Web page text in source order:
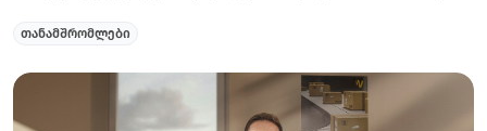
თანამშრომლები